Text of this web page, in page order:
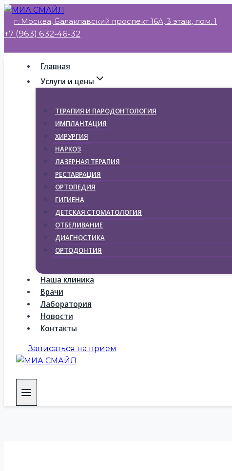
Перейти
содержимому
г. Москва, Балаклавский проспект 16А, 3 этаж, пом. 1
+7 (963) 632-46-32
Главная
Услуги и цены
ТЕРАПИЯ И ПАРОДОНТОЛОГИЯ
ИМПЛАНТАЦИЯ
ХИРУРГИЯ
НАРКОЗ
ЛАЗЕРНАЯ ТЕРАПИЯ
РЕСТАВРАЦИЯ
ОРТОПЕДИЯ
ГИГИЕНА
ДЕТСКАЯ СТОМАТОЛОГИЯ
ОТБЕЛИВАНИЕ
ДИАГНОСТИКА
ОРТОДОНТИЯ
Наша клиника
Врачи
Лаборатория
Новости
Контакты
Записаться на прием